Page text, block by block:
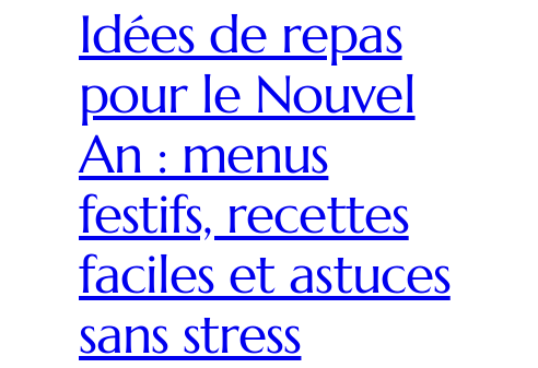
Idées de repas
pour le Nouvel
An : menus
festifs, recettes
faciles et astuces
sans stress